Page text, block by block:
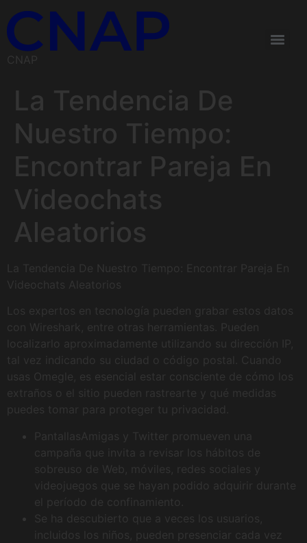
CNAP
La Tendencia De
Nuestro Tiempo:
Encontrar Pareja En
Videochats
Aleatorios
La Tendencia De Nuestro Tiempo: Encontrar Pareja En
Videochats Aleatorios
Los expertos en tecnología pueden grabar estos datos
con Wireshark, entre otras herramientas. Pueden
localizarlo aproximadamente utilizando su dirección IP,
tal vez indicando su ciudad o código postal. Cuando
usas Omegle, es esencial estar consciente de cómo los
extraños o el sitio pueden rastrearte y qué medidas
puedes tomar para proteger tu privacidad.
PantallasAmigas y Twitter promueven una
campaña que invita a revisar los hábitos de
sobreuso de Web, móviles, redes sociales y
videojuegos que se hayan podido adquirir durante
el período de confinamiento.
Se ha descubierto que a veces los usuarios,
incluidos los niños, pueden presenciar cada vez